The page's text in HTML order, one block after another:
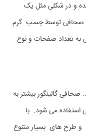
و در شکلی مثل یک
. صحافی توسط چسب گرم
به تعداد صفحات و نوع
گالینگور بیشتر به
استفاده می شود. با
و طرح های بسیار متنوع